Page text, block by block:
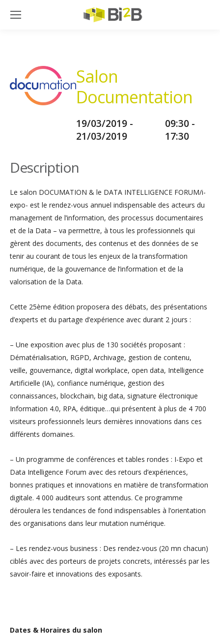
Salon
Documentation
19/03/2019 -
21/03/2019
09:30 -
17:30
Description
Le salon DOCUMATION & le DATA INTELLIGENCE FORUM/i-
expo- est le rendez-vous annuel indispensable des acteurs du
management de l’information, des processus documentaires
et de la Data – va permettre, à tous les professionnels qui
gèrent des documents, des contenus et des données de se
tenir au courant de tous les enjeux de la transformation
numérique, de la gouvernance de l’information et de la
valorisation de la Data.
Cette 25ème édition proposera des débats, des présentations
d’experts et du partage d’expérience avec durant 2 jours :
– Une exposition avec plus de 130 sociétés proposant :
Dématérialisation, RGPD, Archivage, gestion de contenu,
veille, gouvernance, digital workplace, open data, Intelligence
Artificielle (IA), confiance numérique, gestion des
connaissances, blockchain, big data, signature électronique
Information 4.0, RPA, éditique…qui présentent à plus de 4 700
visiteurs professionnels leurs dernières innovations dans ces
différents domaines.
– Un programme de conférences et tables rondes : I-Expo et
Data Intelligence Forum avec des retours d’expériences,
bonnes pratiques et innovations en matière de transformation
digitale. 4 000 auditeurs sont attendus. Ce programme
déroulera les tendances de fond indispensables à l’orientation
des organisations dans leur mutation numérique.
– Les rendez-vous business : Des rendez-vous (20 mn chacun)
ciblés avec des porteurs de projets concrets, intéressés par les
savoir-faire et innovations des exposants.
Dates & Horaires du salon